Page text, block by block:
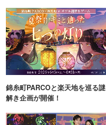
錦糸町PARCOと楽天地を巡る謎
解き企画が開催！